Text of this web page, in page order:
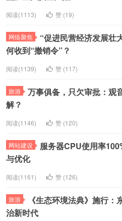
阅读(1113) 赞 (19)
网络聚焦
“促进民营经济发展壮
何收到“撤销令”？
阅读(1139) 赞 (1 17)
旅游
万事俱备，只欠审批：观
解？
阅读(1146) 赞 (120)
网站建设
服务器CPU使用率
与优化
阅读(1161) 赞 (126)
旅游
《生态环境法典》施行
治新时代